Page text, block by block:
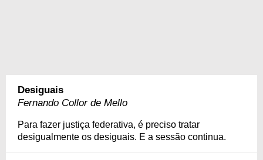
Desiguais
Fernando Collor de Mello
Para fazer justiça federativa, é preciso tratar
desigualmente os desiguais. E a sessão continua.